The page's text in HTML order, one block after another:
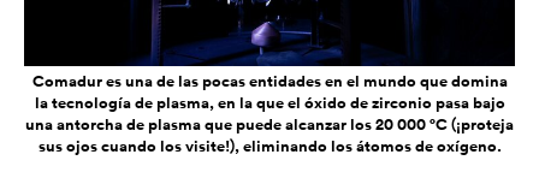
Comadur es una de las pocas entidades en el mundo que domina
la tecnología de plasma, en la que el óxido de zirconio pasa bajo
una antorcha de plasma que puede alcanzar los 20 000 °C (¡proteja
sus ojos cuando los visite!), eliminando los átomos de oxígeno.